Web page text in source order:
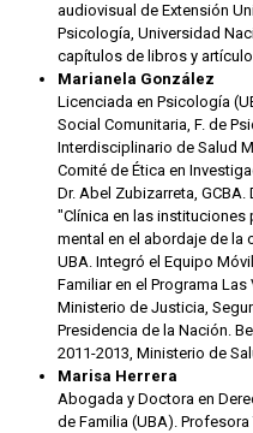
audiovisual de Extensión
Psicología, Universidad
capítulos de libros y
Marianela González
Licenciada en Psicología
Social Comunitaria, F. de
Interdisciplinario de Salud
Comité de Ética en
Dr. Abel Zubizarreta,
"Clínica en las
mental en el abordaje de la
UBA. Integró el Equipo
Familiar en el Programa
Ministerio de Justicia,
Presidencia de la Nación.
2011-2013, Ministerio de
Marisa Herrera
Abogada y Doctora en
de Familia (UBA).